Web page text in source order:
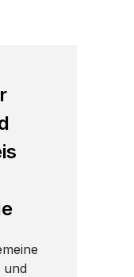
und